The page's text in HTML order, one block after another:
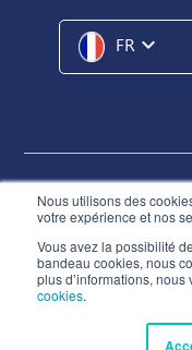
Nous utilisons des
votre expérience et nos
Vous avez la possibilité
bandeau cookies, nous
plus d’informations,
cookies.
FR expand_more
Hunteed SAS ©
Conditions
Charte de
Politique de
Politique de